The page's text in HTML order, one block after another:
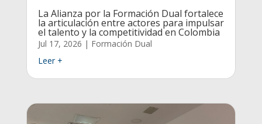
La Alianza por la Formación Dual fortalece
la articulación entre actores para impulsar
el talento y la competitividad en Colombia
Jul 17, 2026 | Formación Dual
Leer +